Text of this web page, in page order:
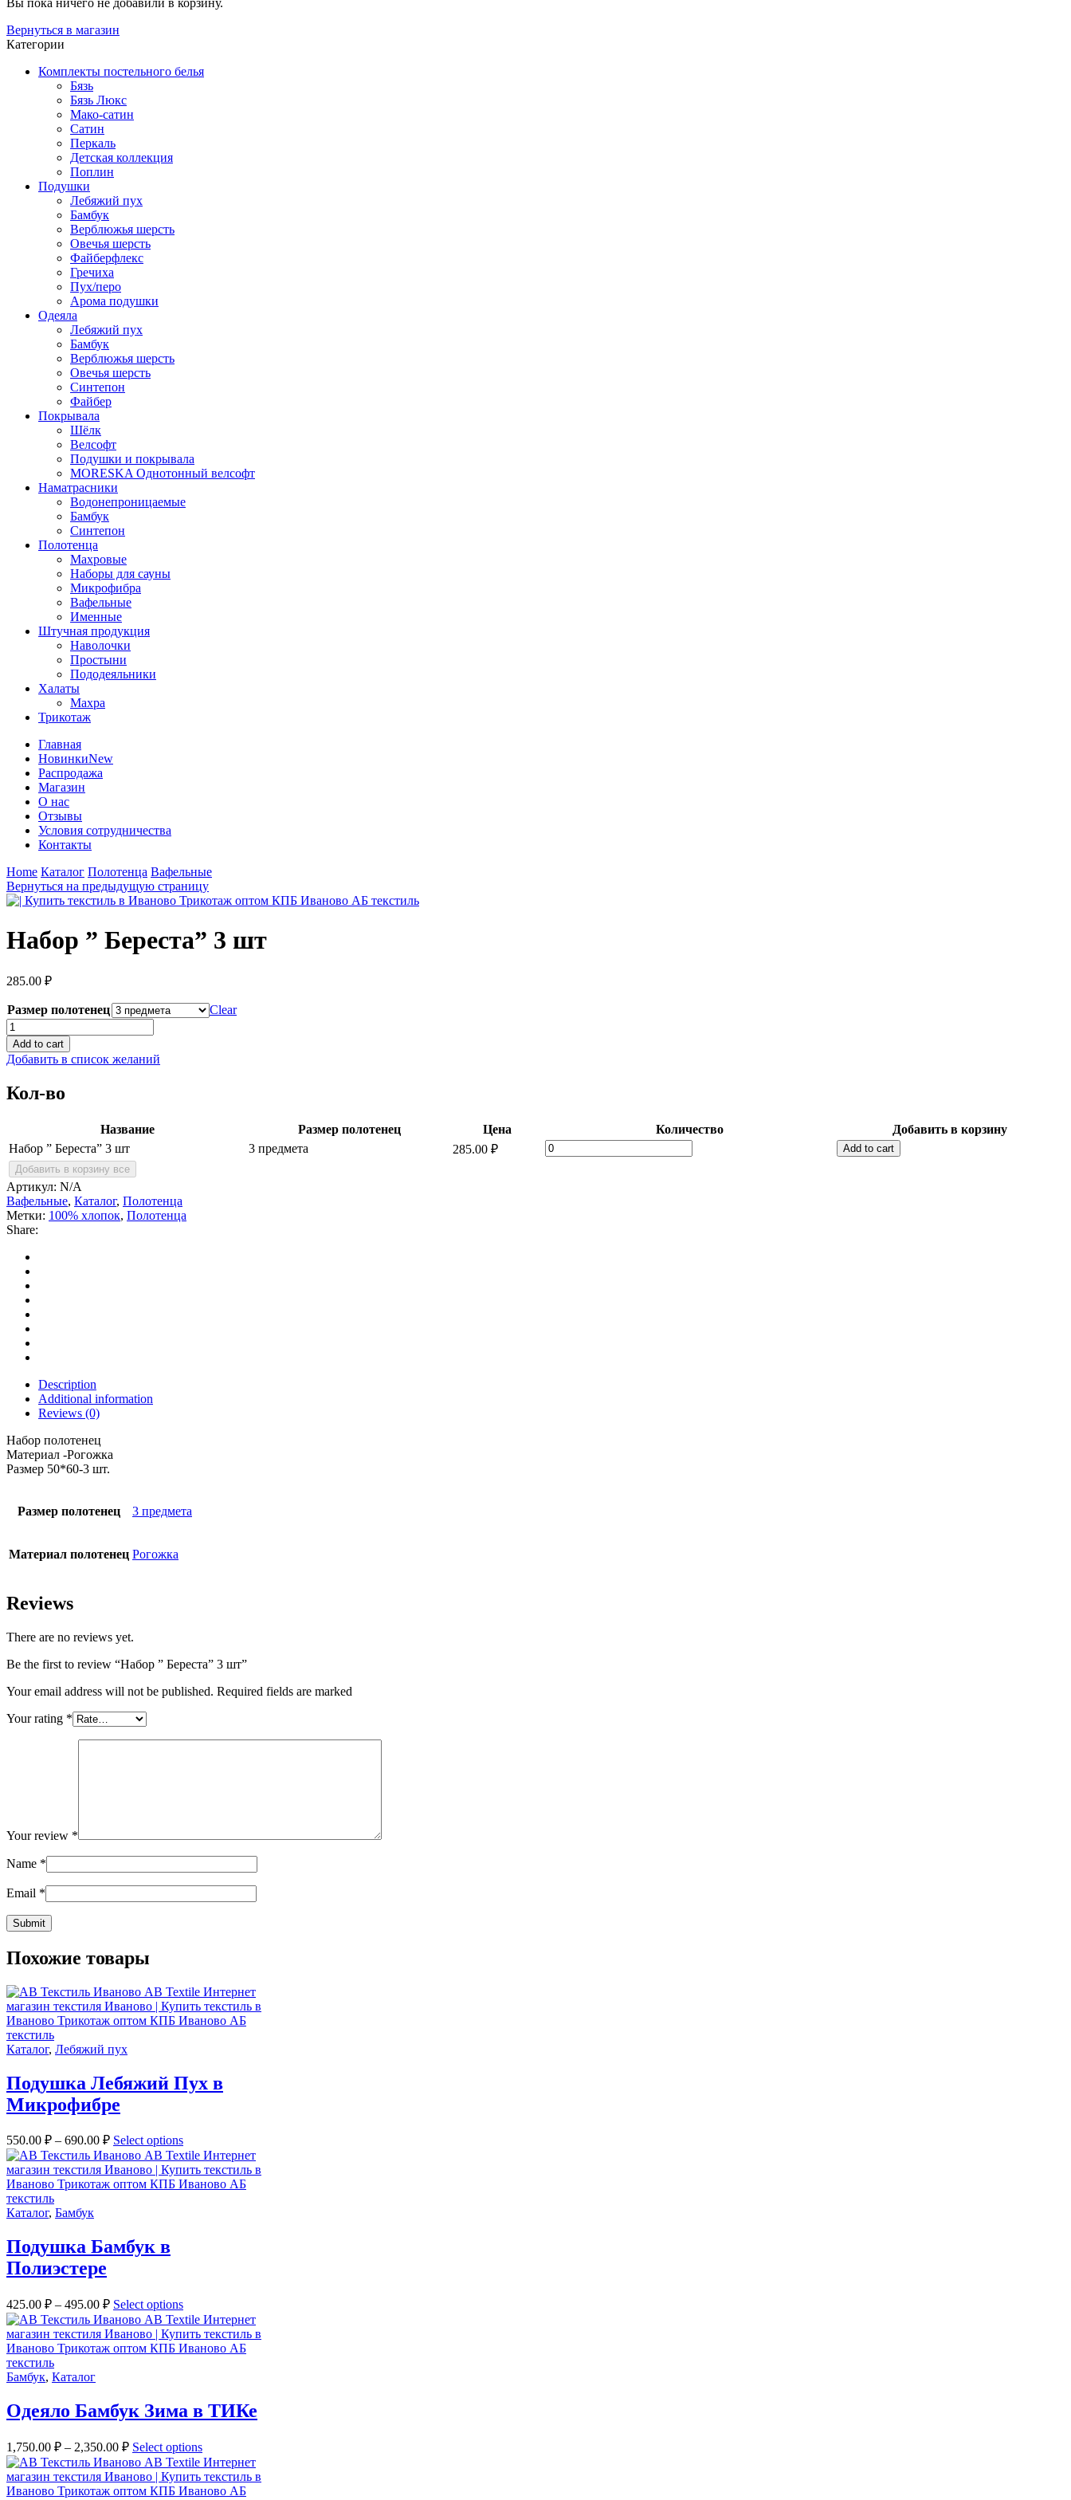
Вы пока ничего не добавили в корзину.
Вернуться в магазин
Категории
Комплекты постельного белья
Бязь
Бязь Люкс
Мако-сатин
Сатин
Перкаль
Детская коллекция
Поплин
Подушки
Лебяжий пух
Бамбук
Верблюжья шерсть
Овечья шерсть
Файберфлекс
Гречиха
Пух/перо
Арома подушки
Одеяла
Лебяжий пух
Бамбук
Верблюжья шерсть
Овечья шерсть
Синтепон
Файбер
Покрывала
Шёлк
Велсофт
Подушки и покрывала
MORESKA Однотонный велсофт
Наматрасники
Водонепроницаемые
Бамбук
Синтепон
Полотенца
Махровые
Наборы для сауны
Микрофибра
Вафельные
Именные
Штучная продукция
Наволочки
Простыни
Пододеяльники
Халаты
Махра
Трикотаж
Главная
НовинкиNew
Распродажа
Магазин
О нас
Отзывы
Условия сотрудничества
Контакты
Home Каталог Полотенца Вафельные
Вернуться на предыдущую страницу
Набор ” Береста” 3 шт
285.00 ₽
Размер полотенец
Clear
Набор
"
Береста"
3
quantity
Add to cart
Добавить в список желаний
Кол-во
Название Размер полотенец Цена Количество
Добавить в корзину
Набор ” Береста” 3 шт
3 предмета 285.00 ₽
Набор
"
Add to cart
Добавить в корзину все
Артикул: N/A
Вафельные, Каталог, Полотенца
Метки: 100% хлопок, Полотенца
Share:
Description
Additional information
Reviews (0)
Набор полотенец
Материал -Рогожка
Размер 50*60-3 шт.
Размер полотенец 3 предмета
Материал полотенец Рогожка
Reviews
There are no reviews yet.
Be the first to review “Набор ” Береста” 3 шт”
Your email address will not be published. Required fields are marked
Your rating *
Your review *
Name *
Email *
Похожие товары
Каталог, Лебяжий пух
Подушка Лебяжий Пух в
Микрофибре
550.00 ₽ – 690.00 ₽ Select options
Каталог, Бамбук
Подушка Бамбук в
Полиэстере
425.00 ₽ – 495.00 ₽ Select options
Бамбук, Каталог
Одеяло Бамбук Зима в ТИКе
1,750.00 ₽ – 2,350.00 ₽ Select options